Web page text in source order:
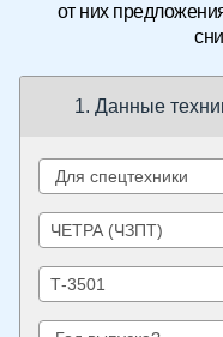
от них
1. Данные